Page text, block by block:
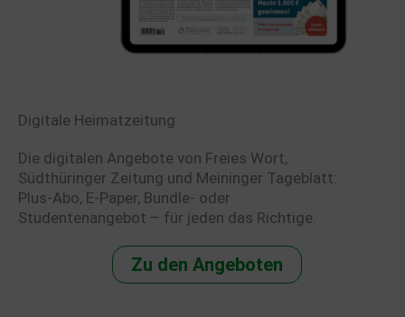
Digitale Heimatzeitung
Die digitalen Angebote von Freies Wort,
Südthüringer Zeitung und Meininger Tageblatt:
Plus-Abo, E-Paper, Bundle- oder
Studentenangebot – für jeden das Richtige.
Zu den Angeboten